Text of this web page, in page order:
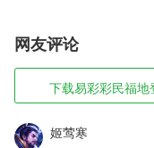
网友评论
下载易彩彩民福
姬莺寒